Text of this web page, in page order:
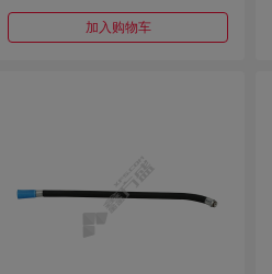
加入购物车